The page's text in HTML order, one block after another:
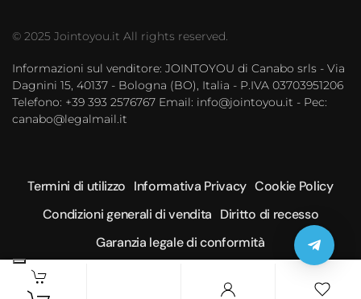
© 2025 Jointoyou.it All rights reserved.
Informazioni sul venditore: JOINTOYOU di Canabo srls - Via
Dagnini 15, 40137 - Bologna (BO), Italia - P.IVA 03703951206
Telefono: ‪+39 393 2576767‬ Email: info@jointoyou.it - Pec:
canabo@legalmail.it
Termini di utilizzo Informativa Privacy Cookie Policy
Condizioni generali di vendita Diritto di recesso
Garanzia legale di conformità